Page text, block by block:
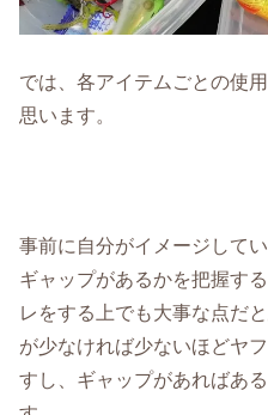
では、各アイテムごとの使
思います。
事前に自分がイメージして
ギャップがあるかを把握す
レをする上でも大事な点だ
が少なければ少ないほどヤ
すし、ギャップがあればあ